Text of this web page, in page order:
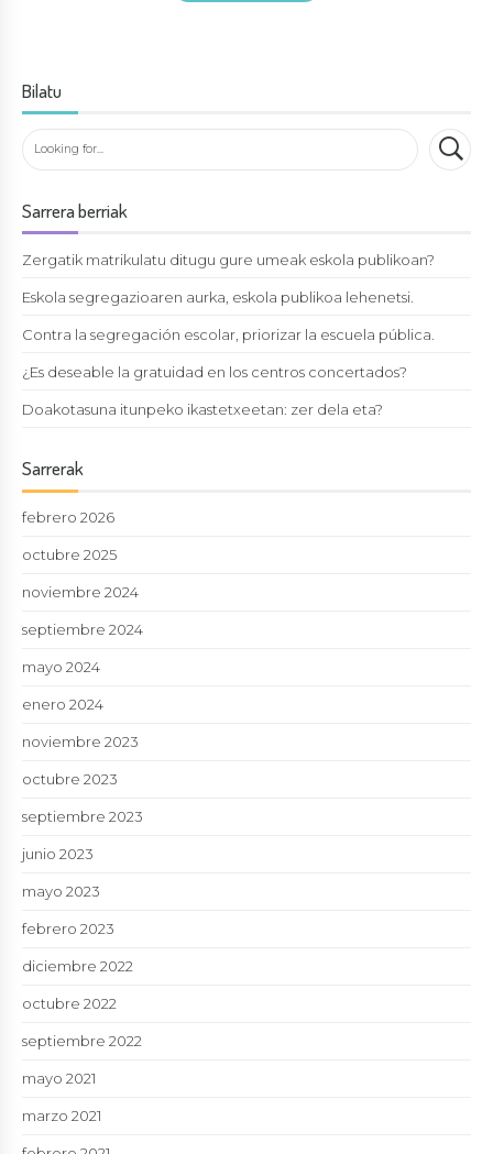
Bilatu
Sarrera berriak
Zergatik matrikulatu ditugu gure umeak eskola publikoan?
Eskola segregazioaren aurka, eskola publikoa lehenetsi.
Contra la segregación escolar, priorizar la escuela pública.
¿Es deseable la gratuidad en los centros concertados?
Doakotasuna itunpeko ikastetxeetan: zer dela eta?
Sarrerak
febrero 2026
octubre 2025
noviembre 2024
septiembre 2024
mayo 2024
enero 2024
noviembre 2023
octubre 2023
septiembre 2023
junio 2023
mayo 2023
febrero 2023
diciembre 2022
octubre 2022
septiembre 2022
mayo 2021
marzo 2021